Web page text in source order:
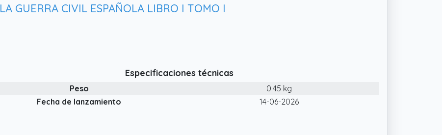
LA GUERRA CIVIL ESPAÑOLA LIBRO I TOMO I
Especificaciones técnicas
Peso
0.45 kg
Fecha de lanzamiento
14-06-2026